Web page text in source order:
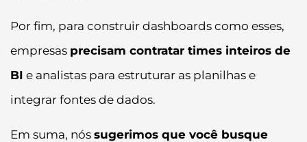
Por fim, para construir dashboards como esses,
empresas precisam contratar times inteiros de
BI e analistas para estruturar as planilhas e
integrar fontes de dados.
Em suma, nós sugerimos que você busque